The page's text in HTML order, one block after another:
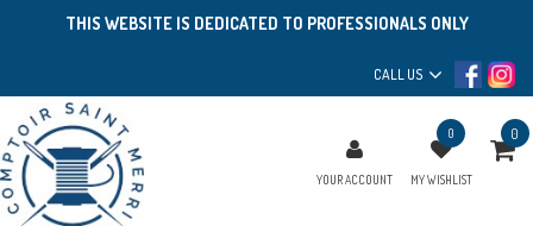
THIS WEBSITE IS DEDICATED TO PROFESSIONALS ONLY
CALL US
YOUR ACCOUNT
0
MY WISHLIST
0